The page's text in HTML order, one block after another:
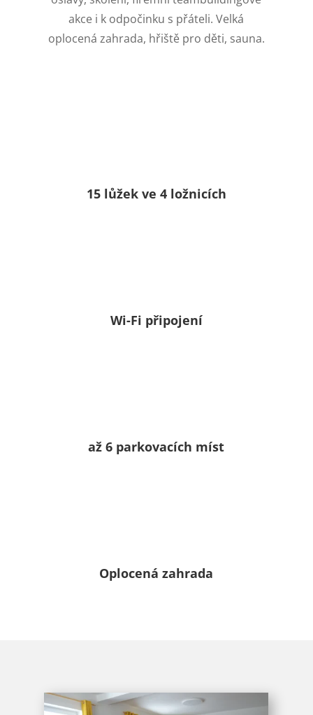
akce i k odpočinku s přáteli. Velká
oplocená zahrada, hřiště pro děti, sauna.
15 lůžek ve 4 ložnicích
Wi-Fi připojení
až 6 parkovacích míst
Oplocená zahrada